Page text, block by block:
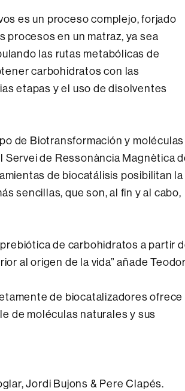
es un proceso complejo, forjado
procesos en un matraz, ya sea
las rutas metabólicas de
carbohidratos con las
etapas y el uso de disolventes
de Biotransformación y moléculas
de Ressonància Magnètica
de biocatálisis posibilitan la
sencillas, que son, al fin y al cabo,
de carbohidratos a partir
al origen de la vida” añade
de biocatalizadores ofrece
de moléculas naturales y sus
Jordi Bujons & Pere Clapés.